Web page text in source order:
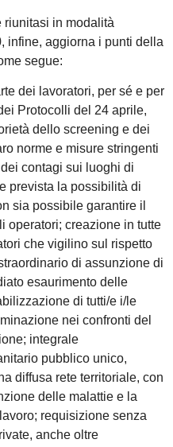
riunitasi in modalità
infine, aggiorna i punti della
segue:
dei lavoratori, per sé e per
Protocolli del 24 aprile,
dello screening e dei
norme e misure stringenti
contagi sui luoghi di
prevista la possibilità di
sia possibile garantire il
operatori; creazione in tutte
che vigilino sul rispetto
di assunzione di
esaurimento delle
di tutti/e i/le
nei confronti del
integrale
pubblico unico,
diffusa rete territoriale, con
delle malattie e la
requisizione senza
anche oltre